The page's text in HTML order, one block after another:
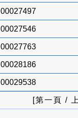
00027497
00027546
00027763
00028186
00029538
[第一頁 /